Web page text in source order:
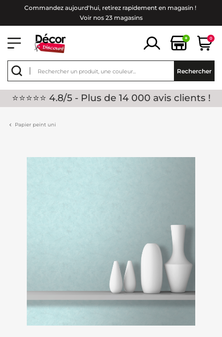
Commandez aujourd'hui, retirez rapidement en magasin !
Voir nos 23 magasins
+ 0
Rechercher
⭐⭐⭐⭐⭐ 4.8/5 - Plus de 14 000 avis clients !
Papier peint uni